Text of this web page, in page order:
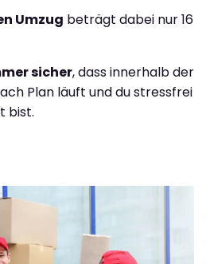
Umzug beträgt dabei nur 16
sicher, dass innerhalb der
Plan läuft und du stressfrei
bist.